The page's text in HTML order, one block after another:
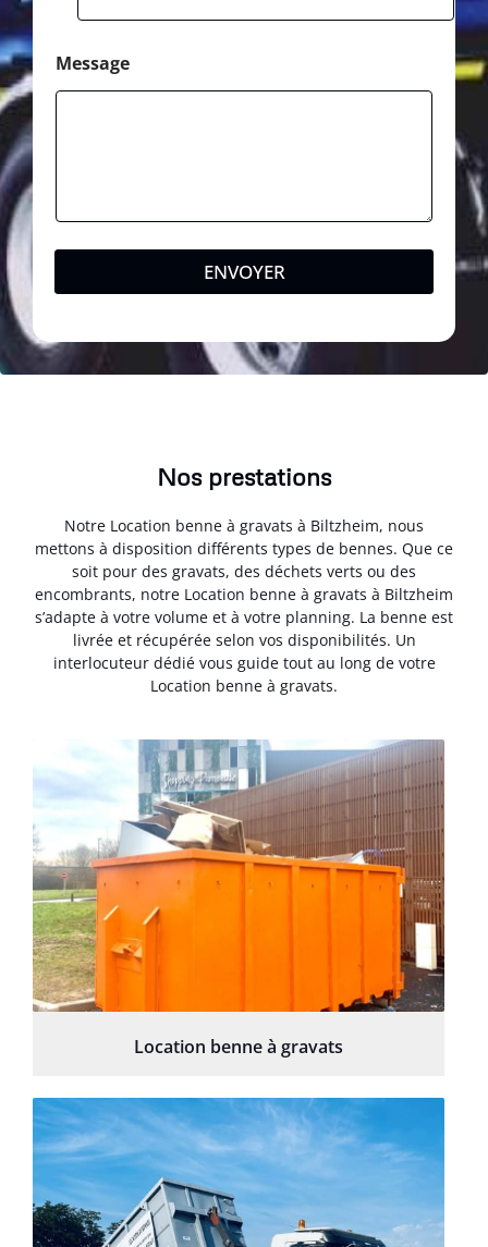
Message
ENVOYER
Nos prestations
Notre Location benne à gravats à Biltzheim, nous
mettons à disposition différents types de bennes. Que ce
soit pour des gravats, des déchets verts ou des
encombrants, notre Location benne à gravats à Biltzheim
s’adapte à votre volume et à votre planning. La benne est
livrée et récupérée selon vos disponibilités. Un
interlocuteur dédié vous guide tout au long de votre
Location benne à gravats.
Location benne à gravats